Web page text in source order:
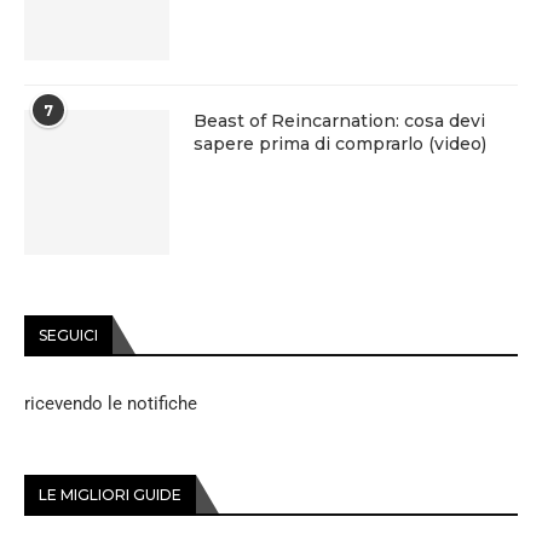
7
Beast of Reincarnation: cosa devi
sapere prima di comprarlo (video)
SEGUICI
ricevendo le notifiche
LE MIGLIORI GUIDE